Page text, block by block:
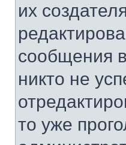
их
сообщения
никто не
то уже